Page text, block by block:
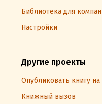
Библиотека для
Настройки
Другие проекты
Опубликовать книгу
Книжный вызов